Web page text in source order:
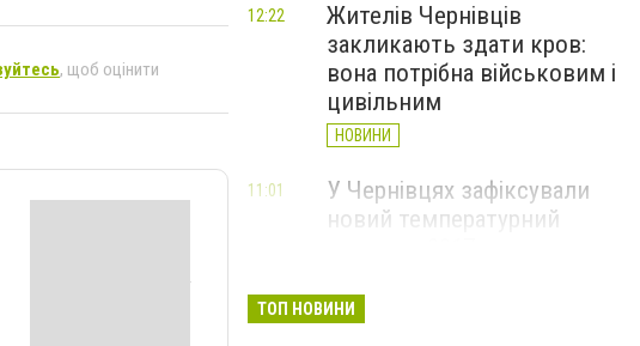
, щоб оцінити
Жителів Чернівців
закликають здати кров:
вона потрібна військовим і
цивільним
НОВИНИ
12:22
У Чернівцях зафіксували
новий температурний
11:01
ТОП НОВИНИ